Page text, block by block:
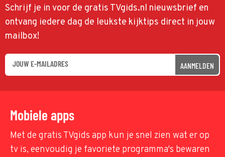
Schrijf je in voor de gratis TVgids.nl nieuwsbrief en
ontvang iedere dag de leukste kijktips direct in jouw
mailbox!
AANMELDEN
Mobiele apps
Met de gratis TVgids app kun je snel zien wat er op
tv is, eenvoudig je favoriete programma's bewaren